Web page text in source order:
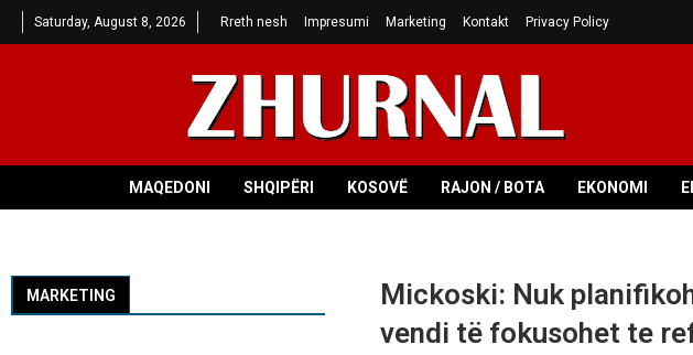
Saturday, August 8, 2026 Rreth nesh Impresumi Marketing Kontakt Privacy Policy
MAQEDONI SHQIPËRI KOSOVË RAJON / BOTA EKONOMI
Mickoski: Nuk
vendi të fokusohet te
MARKETING